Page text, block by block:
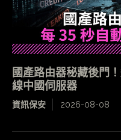
國產路由器秘藏後門
線中國伺服器
資訊保安 2026-08-08